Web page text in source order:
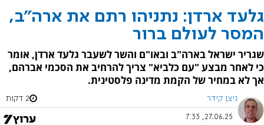
גלעד ארדן: נתניהו רתם את ארה"ב,
המסר לעולם ברור
שגריר ישראל בארה"ב ובאו"ם והשר לשעבר גלעד ארדן, אומר
כי לאחר מבצע "עם כלביא" צריך להרחיב את הסכמי אברהם,
אך לא במחיר של הקמת מדינה פלסטינית.
ניצן קידר 2 דקות
27.06.25, 7:33